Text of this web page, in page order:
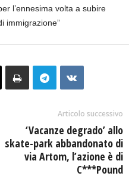
l’ennesima volta a subire
immigrazione”
Articolo successivo
‘Vacanze degrado’ allo
skate-park abbandonato di
via Artom, l’azione è di
C***Pound